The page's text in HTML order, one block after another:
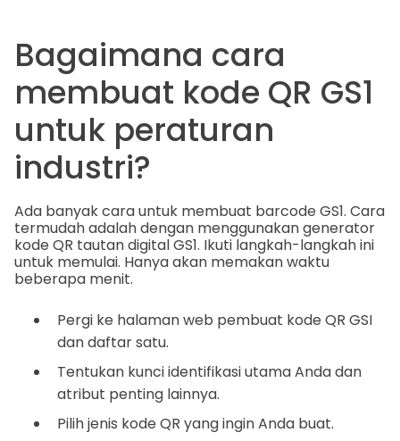
Bagaimana cara
membuat kode QR GS1
untuk peraturan
industri?
Ada banyak cara untuk membuat barcode GS1. Cara
termudah adalah dengan menggunakan generator
kode QR tautan digital GS1. Ikuti langkah-langkah ini
untuk memulai. Hanya akan memakan waktu
beberapa menit.
Pergi ke halaman web pembuat kode QR GSI
dan daftar satu.
Tentukan kunci identifikasi utama Anda dan
atribut penting lainnya.
Pilih jenis kode QR yang ingin Anda buat.